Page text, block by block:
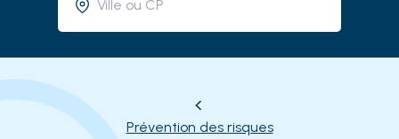
Prévention des risques